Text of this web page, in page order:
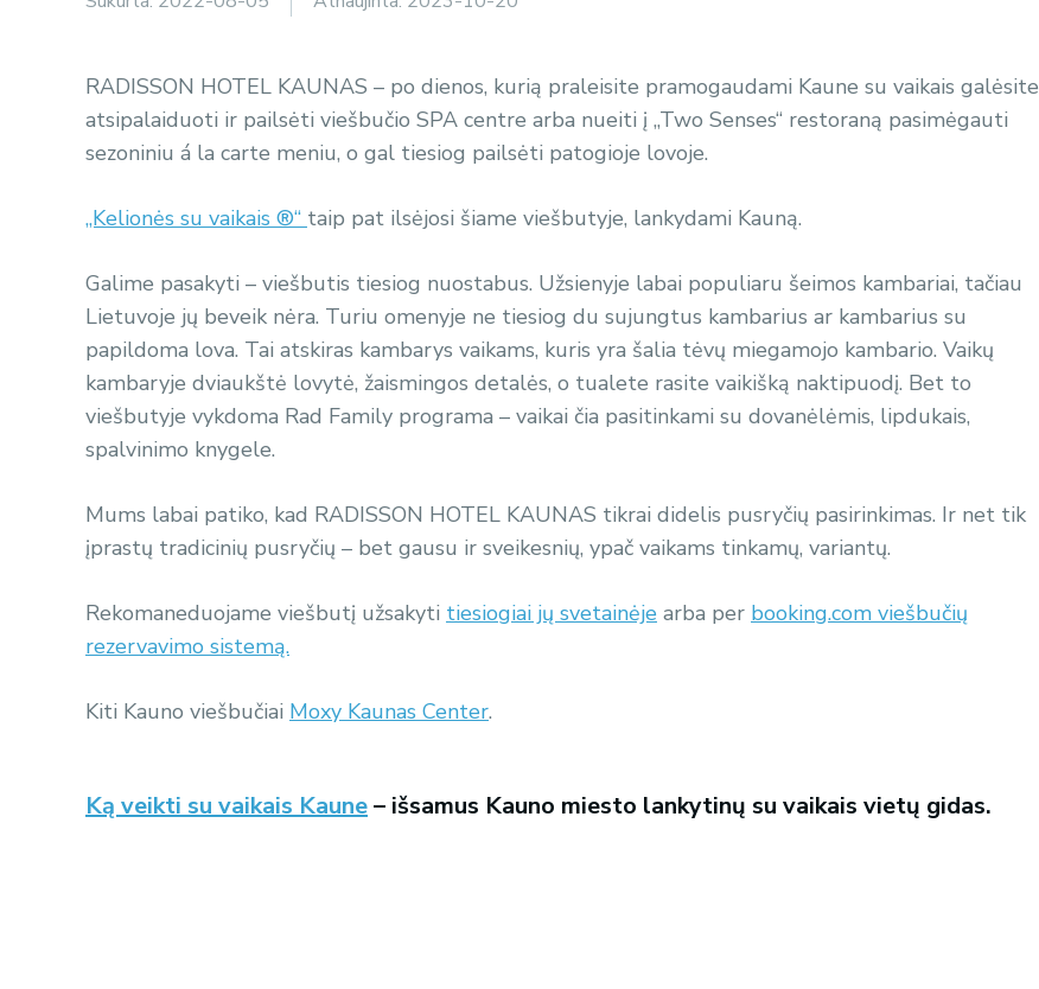
RADISSON HOTEL KAUNAS – po dienos, kurią praleisite pramogaudami Kaune su vaikais galėsite
atsipalaiduoti ir pailsėti viešbučio SPA centre arba nueiti į „Two Senses“ restoraną pasimėgauti
sezoniniu á la carte meniu, o gal tiesiog pailsėti patogioje lovoje.
„Kelionės su vaikais ®“ taip pat ilsėjosi šiame viešbutyje, lankydami Kauną.
Galime pasakyti – viešbutis tiesiog nuostabus. Užsienyje labai populiaru šeimos kambariai, tačiau
Lietuvoje jų beveik nėra. Turiu omenyje ne tiesiog du sujungtus kambarius ar kambarius su
papildoma lova. Tai atskiras kambarys vaikams, kuris yra šalia tėvų miegamojo kambario. Vaikų
kambaryje dviaukštė lovytė, žaismingos detalės, o tualete rasite vaikišką naktipuodį. Bet to
viešbutyje vykdoma Rad Family programa – vaikai čia pasitinkami su dovanėlėmis, lipdukais,
spalvinimo knygele.
Mums labai patiko, kad RADISSON HOTEL KAUNAS tikrai didelis pusryčių pasirinkimas. Ir net tik
įprastų tradicinių pusryčių – bet gausu ir sveikesnių, ypač vaikams tinkamų, variantų.
Rekomaneduojame viešbutį užsakyti tiesiogiai jų svetainėje arba per booking.com viešbučių
rezervavimo sistemą.
Kiti Kauno viešbučiai Moxy Kaunas Center.
Ką veikti su vaikais Kaune– išsamus Kauno miesto lankytinų su vaikais vietų gidas.